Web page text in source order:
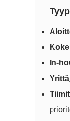
In-
Tiimit